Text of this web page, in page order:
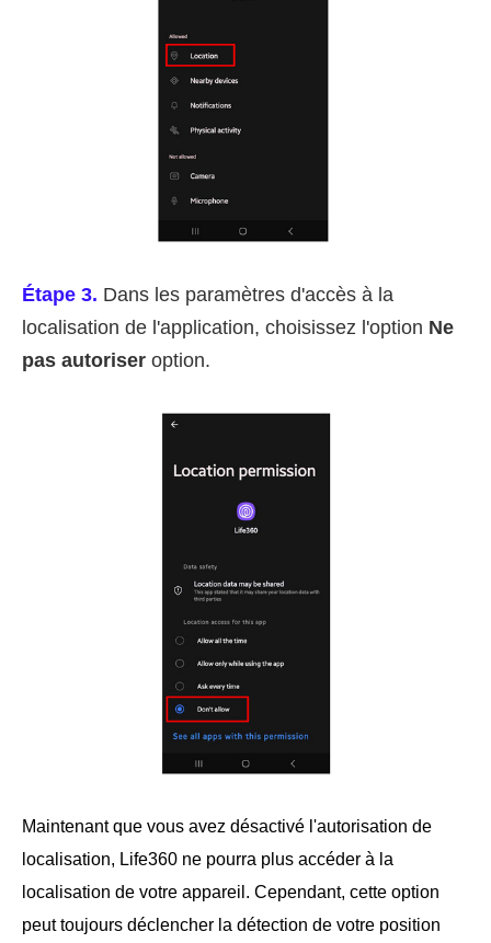
Étape 3. Dans les paramètres d'accès à la
localisation de l'application, choisissez l'option Ne
pas autoriser option.
Maintenant que vous avez désactivé l'autorisation de
localisation, Life360 ne pourra plus accéder à la
localisation de votre appareil. Cependant, cette option
peut toujours déclencher la détection de votre position